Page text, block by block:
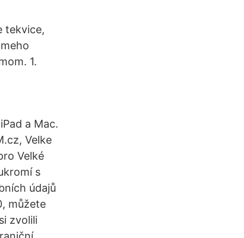
tekvice,
1.
a Mac.
Velke
Velké
s
údajů
můžete
zvolili